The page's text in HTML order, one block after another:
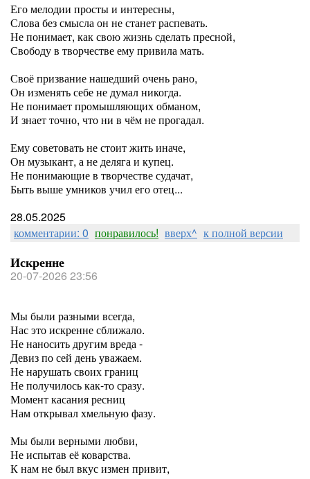
Его мелодии просты и интересны,
Слова без смысла он не станет распевать.
Не понимает, как свою жизнь сделать пресной,
Свободу в творчестве ему привила мать.
Своё призвание нашедший очень рано,
Он изменять себе не думал никогда.
Не понимает промышляющих обманом,
И знает точно, что ни в чём не прогадал.
Ему советовать не стоит жить иначе,
Он музыкант, а не деляга и купец.
Не понимающие в творчестве судачат,
Быть выше умников учил его отец...
28.05.2025
комментарии: 0 понравилось! вверх^ к полной версии
Искренне
20-07-2026 23:56
Мы были разными всегда,
Нас это искренне сближало.
Не наносить другим вреда -
Девиз по сей день уважаем.
Не нарушать своих границ
Не получилось как-то сразу.
Момент касания ресниц
Нам открывал хмельную фазу.
Мы были верными любви,
Не испытав её коварства.
К нам не был вкус измен привит,